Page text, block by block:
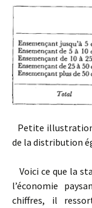
Petite illustration
de la distribution
Voici ce que la
l’économie
chiffres, il